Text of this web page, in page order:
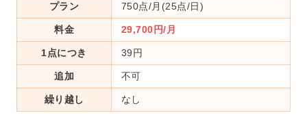
プラン 750点/月(25点/日)
料金 29,700円/月
1点につき 39円
追加 不可
繰り越し なし